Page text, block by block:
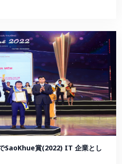
SaoKhue賞(2022) IT 企業とし